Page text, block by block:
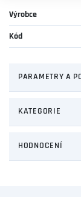
Výrobce
Kód
PARAMETRY A
KATEGORIE
HODNOCENÍ